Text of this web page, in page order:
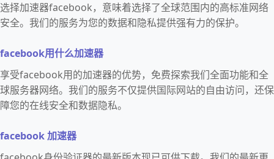
选择加速器facebook，意味着选择了全球范围内的高标准网络
安全。我们的服务为您的数据和隐私提供强有力的保护。
facebook用什么加速器
享受facebook用的加速器的优势，免费探索我们全面功能和全
球服务器网络。我们的服务不仅提供国际网站的自由访问，还保
障您的在线安全和数据隐私。
facebook 加速器